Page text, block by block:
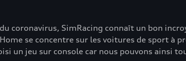
coronavirus, SimRacing connaît un bon
se concentre sur les voitures de sport à
un jeu sur console car nous pouvons ainsi